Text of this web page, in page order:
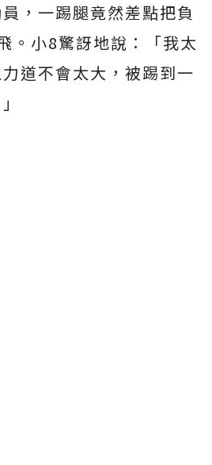
，一踢腿竟然差點把負
。小8驚訝地說：「我太
道不會太大，被踢到一